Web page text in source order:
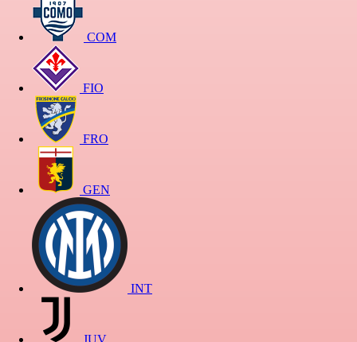
COM
FIO
FRO
GEN
INT